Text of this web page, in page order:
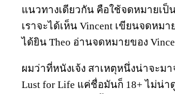
แนวทางเดียวกัน คือใช้จดหมายเป็
เราจะได้เห็น Vincent เขียนจดหมา
ได้ยิน Theo อ่านจดหมายของ
ผมว่าที่หนังเจ้ง สาเหตุหนึ่งน่าจะม
Lust for Life แค่ชื่อมันก็ 18+ ไม่น่